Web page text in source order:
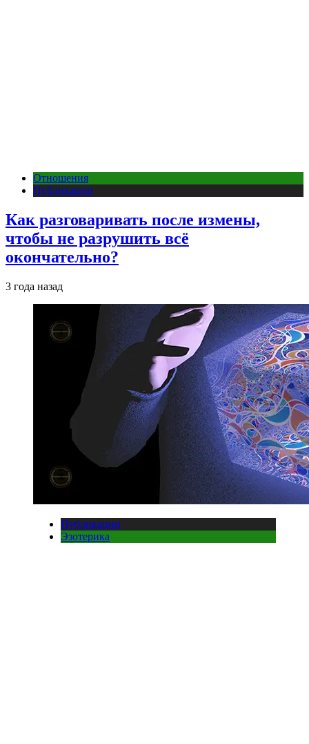
Отношения
Публикации
Как разговаривать после измены,
чтобы не разрушить всё
окончательно?
3 года назад
Публикации
Эзотерика